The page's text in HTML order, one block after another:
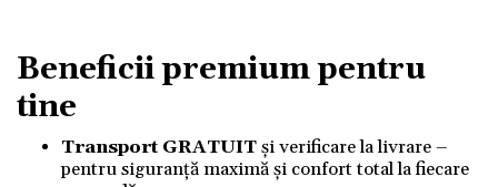
Beneficii premium pentru
tine
Transport GRATUITși verificare la livrare –
pentru siguranță maximă și confort total la fiecare